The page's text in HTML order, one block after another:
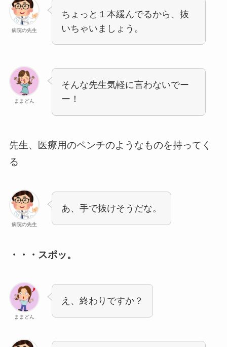
病院の先生
ちょっと１本緩んでるから、抜
いちゃいましょう。
ままどん
そんな先生気軽に言わないでー
ー！
先生、医療用のペンチのようなものを持ってく
る
病院の先生
あ、手で抜けそうだな。
・・・スポッ。
ままどん
え、終わりですか？